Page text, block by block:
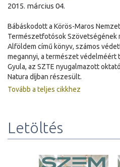
2015. március 04.
Bábáskodott a Körös-Maros
Természetfotósok Szövetségének
Alföldem című könyv, számos
megannyi, a természet
Gyula, az SZTE nyugalmazott
Natura díjban részesült.
Tovább a teljes cikkhez
Letöltés